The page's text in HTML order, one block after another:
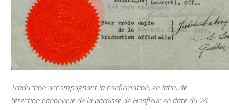
Traduction accompagnant la confirmation, en latin, de
l’érection canonique de la paroisse de Honfleur en date du 24